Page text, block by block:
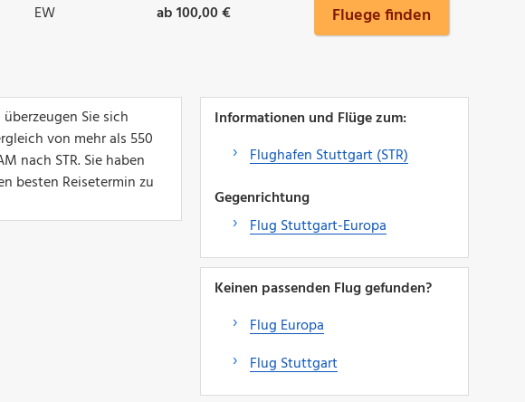
EW ab 100,00 € Fluege finden
Sie sich
von mehr als 550
nach STR. Sie haben
besten Reisetermin zu
Informationen und Flüge zum:
Flughafen Stuttgart (STR)
Gegenrichtung
Flug Stuttgart-Europa
Keinen passenden Flug gefunden?
Flug Europa
Flug Stuttgart